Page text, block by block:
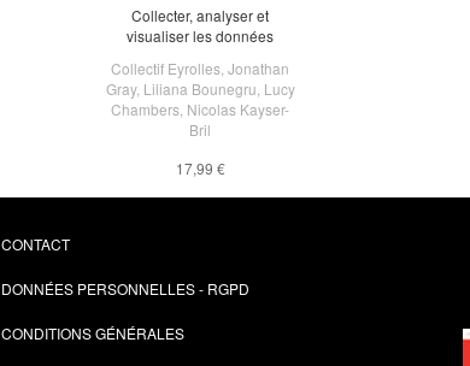
Collecter, analyser et
visualiser les données
Collectif Eyrolles Jonathan
Gray, Liliana Bounegru Lucy
Chambers Nicolas Kayser-
Bril
17,99 €
CONTACT
DONNÉES PERSONNELLES - RGPD
CONDITIONS GÉNÉRALES